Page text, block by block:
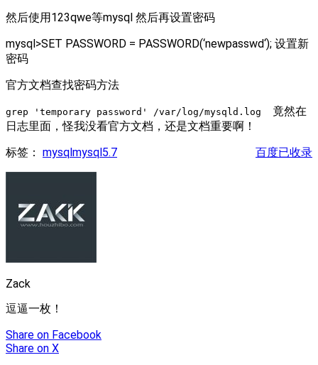
然后使用123qwe等mysql 然后再设置密码
mysql>SET PASSWORD = PASSWORD(‘newpasswd‘); 设置新
密码
官方文档查找密码方法
grep 'temporary password' /var/log/mysqld.log
竟然在
日志里面，怪我没看官方文档，还是文档重要啊！
百度已收录
标签： mysql mysql5.7
Zack
逗逼一枚！
Share on Facebook
Share on X